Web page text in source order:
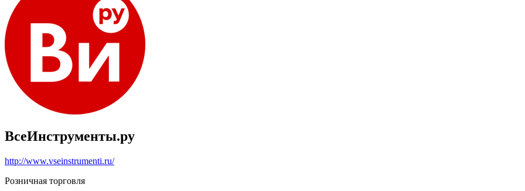
ВсеИнструменты.ру
http://www.vseinstrumenti.ru/
Розничная торговля